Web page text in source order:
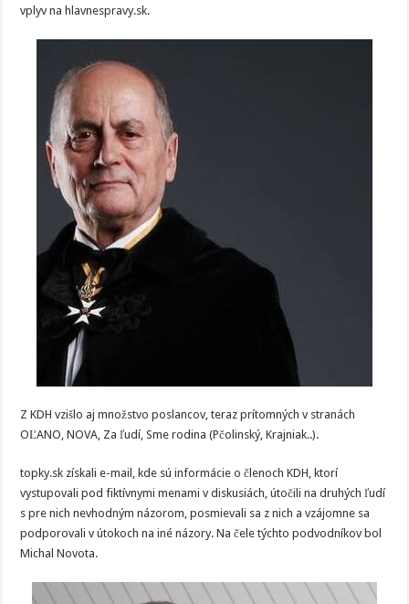
vplyv na hlavnespravy.sk.
Z KDH vzišlo aj množstvo poslancov, teraz prítomných v stranách
OĽANO, NOVA, Za ľudí, Sme rodina (Pčolinský, Krajniak..).
topky.sk získali e-mail, kde sú informácie o členoch KDH, ktorí
vystupovali pod fiktívnymi menami v diskusiách, útočili na druhých ľudí
s pre nich nevhodným názorom, posmievali sa z nich a vzájomne sa
podporovali v útokoch na iné názory. Na čele týchto podvodníkov bol
Michal Novota.